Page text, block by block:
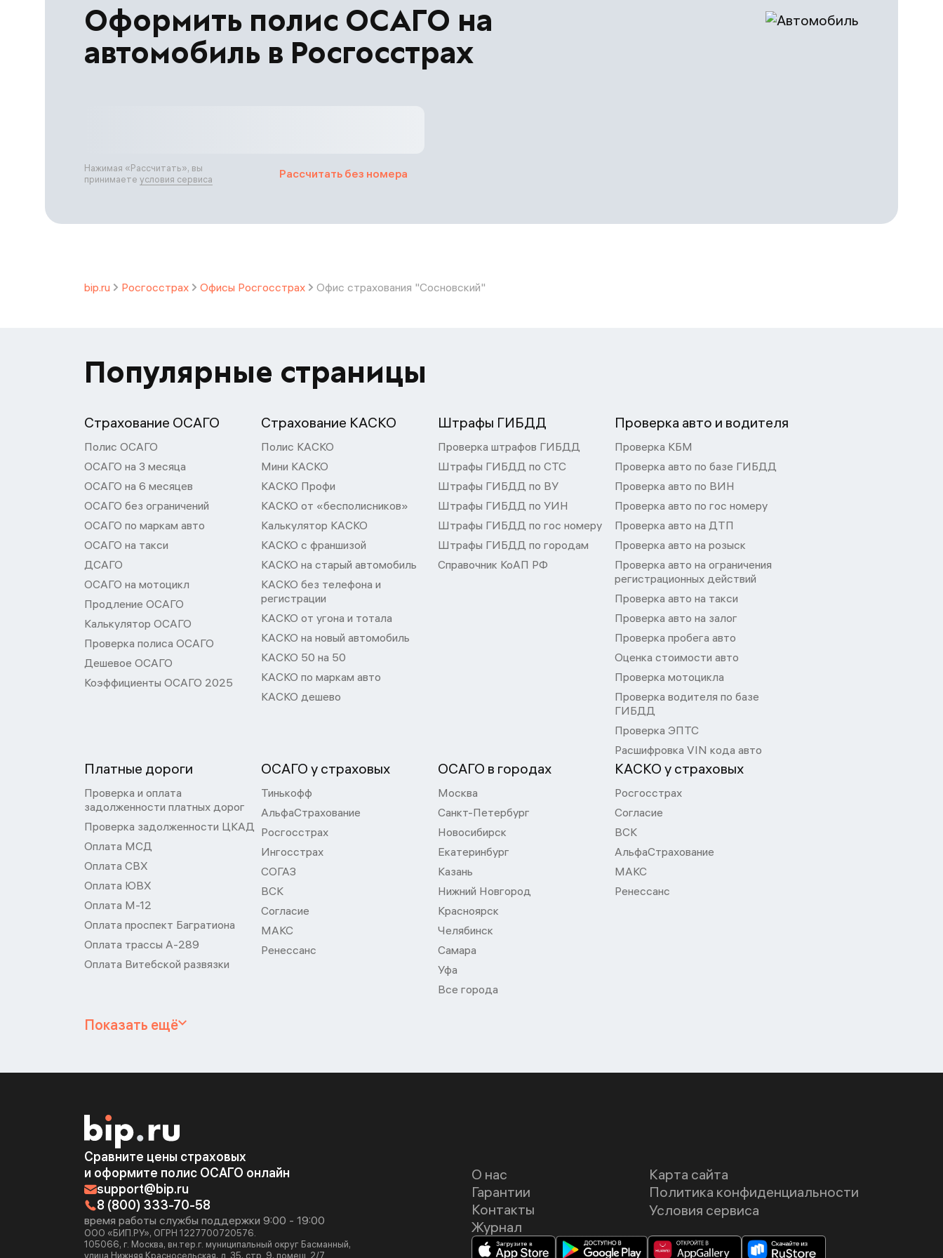
Оформить полис ОСАГО на
автомобиль в Росгосстрах
Рассчитать без номера
Нажимая «Рассчитать», вы
принимаете условия сервиса
bip.ru Росгосстрах Офисы Росгосстрах Офис страхования "Сосновский"
Популярные страницы
Страхование ОСАГО
Полис ОСАГО
ОСАГО на 3 месяца
ОСАГО на 6 месяцев
ОСАГО без ограничений
ОСАГО по маркам авто
ОСАГО на такси
ДСАГО
ОСАГО на мотоцикл
Продление ОСАГО
Калькулятор ОСАГО
Проверка полиса ОСАГО
Дешевое ОСАГО
Коэффициенты ОСАГО 2025
Страхование КАСКО
Полис КАСКО
Мини КАСКО
КАСКО Профи
КАСКО от «бесполисников»
Калькулятор КАСКО
КАСКО с франшизой
КАСКО на старый автомобиль
КАСКО без телефона и
регистрации
КАСКО от угона и тотала
КАСКО на новый автомобиль
КАСКО 50 на 50
КАСКО по маркам авто
КАСКО дешево
Штрафы ГИБДД
Проверка штрафов ГИБДД
Штрафы ГИБДД по СТС
Штрафы ГИБДД по ВУ
Штрафы ГИБДД по УИН
Штрафы ГИБДД по гос номеру
Штрафы ГИБДД по городам
Справочник КоАП РФ
Проверка авто и водителя
Проверка КБМ
Проверка авто по базе ГИБДД
Проверка авто по ВИН
Проверка авто по гос номеру
Проверка авто на ДТП
Проверка авто на розыск
Проверка авто на ограничения
регистрационных действий
Проверка авто на такси
Проверка авто на залог
Проверка пробега авто
Оценка стоимости авто
Проверка мотоцикла
Проверка водителя по базе
ГИБДД
Проверка ЭПТС
Расшифровка VIN кода авто
Платные дороги
Проверка и оплата
задолженности платных дорог
Проверка задолженности ЦКАД
Оплата МСД
Оплата СВХ
Оплата ЮВХ
Оплата М-12
Оплата проспект Багратиона
Оплата трассы А-289
Оплата Витебской развязки
ОСАГО у страховых
Тинькофф
АльфаСтрахование
Росгосстрах
Ингосстрах
СОГАЗ
ВСК
Согласие
МАКС
Ренессанс
ОСАГО в городах
Москва
Санкт-Петербург
Новосибирск
Екатеринбург
Казань
Нижний Новгород
Красноярск
Челябинск
Самара
Уфа
Все города
КАСКО у страховых
Росгосстрах
Согласие
ВСК
АльфаСтрахование
МАКС
Ренессанс
Показать ещё
Сравните цены страховых
и оформите полис ОСАГО онлайн
support@bip.ru
8 (800) 333-70-58
время работы службы поддержки 9:00 - 19:00
ООО «БИП.РУ», ОГРН 1227700720576.
105066, г. Москва, вн.тер.г. муниципальный округ Басманный,
улица Нижняя Красносельская, д. 35, стр. 9, помещ. 2/7
О нас
Гарантии
Контакты
Журнал
Карта сайта
Политика конфиденциальности
Условия сервиса